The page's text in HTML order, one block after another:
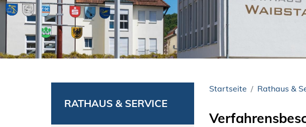
RATHAUS & SERVICE
Startseite Rathaus &